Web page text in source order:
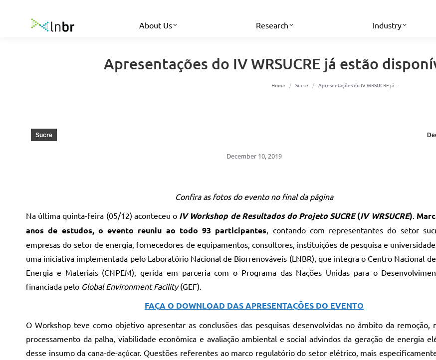
About Us Research Industry
Apresentações do IV WRSUCRE já estão
You are here:
Home Sucre Apresentações do IV WRSUCRE já…
Sucre
December 10, 2019
Confira as fotos do evento no final da página
Na última quinta-feira (05/12) aconteceu o IV Workshop de Resultados do Projeto SUCRE(IV WRSUCRE).
anos de estudos, o evento reuniu ao todo 93 participantes, contando com representantes do setor
empresas do setor de energia, fornecedores de equipamentos, consultores, instituições de pesquisa e
uma iniciativa implementada pelo Laboratório Nacional de Biorrenováveis (LNBR), que integra o Centro Nacional
Energia e Materiais (CNPEM), gerida em parceria com o Programa das Nações Unidas para o
financiada pelo Global Environment Facility(GEF).
FAÇA O DOWNLOAD DAS APRESENTAÇÕES DO EVENTO
O Workshop teve como objetivo apresentar as conclusões das pesquisas desenvolvidas no âmbito da remoção,
processamento da palha, viabilidade econômica e avaliação ambiental e social advindos da geração de energia
desse insumo da cana-de-açúcar. Questões referentes ao marco regulatório do setor elétrico, mais